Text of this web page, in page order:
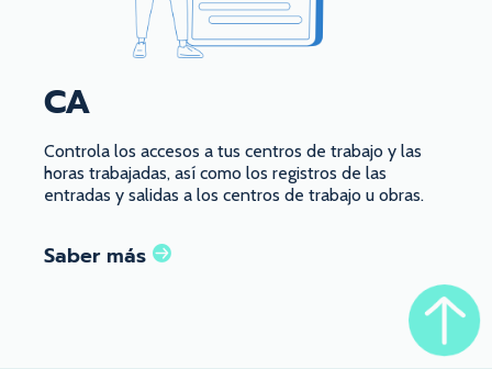
CA
Controla los accesos a tus centros de trabajo y las
horas trabajadas, así como los registros de las
entradas y salidas a los centros de trabajo u obras.
Saber más